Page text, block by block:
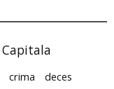
Capitala
crima deces